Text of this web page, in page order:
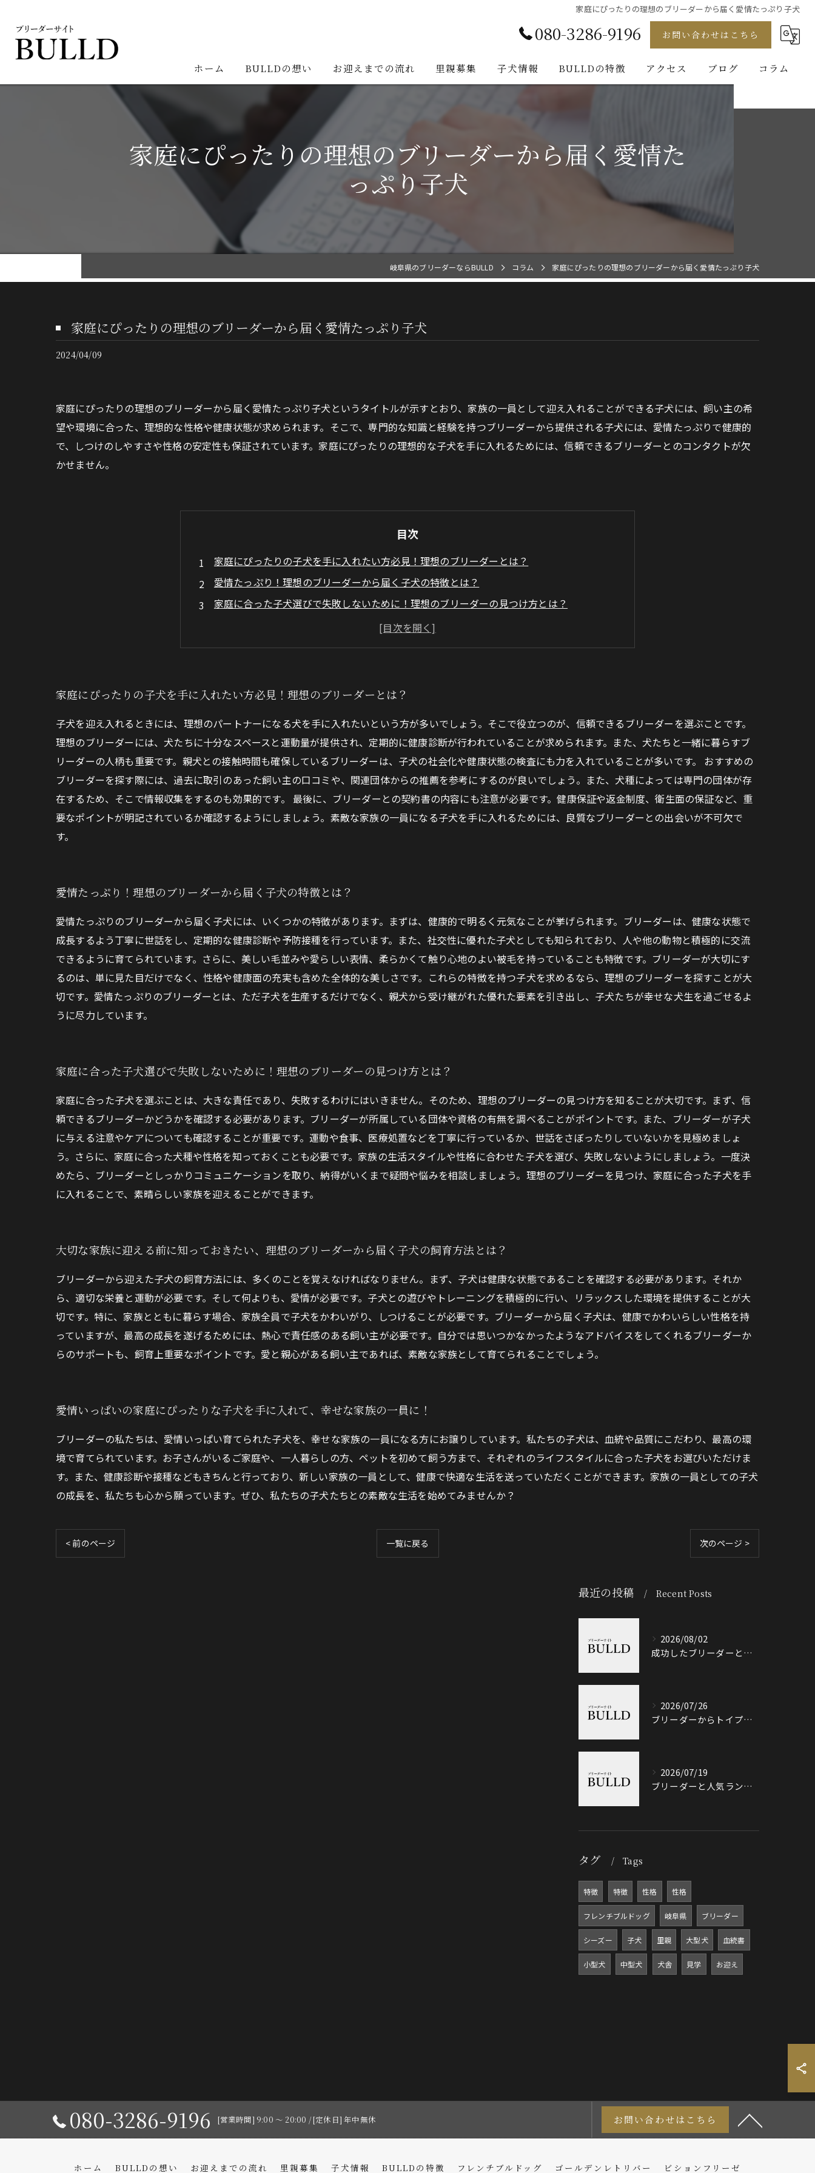
家庭にぴったりの理想のブリーダーから届く愛情たっぷり子犬
080-3286-9196 お問い合わせはこちら
ホーム BULLDの想い お迎えまでの流れ 里親募集 子犬情報 BULLDの特徴
ビションフリーゼ
アクセス ブログ コラム
家庭にぴったりの理想のブリーダーから届く愛情た
っぷり子犬
岐阜県のブリーダーならBULLD コラム 家庭にぴったりの理想のブリーダーから届く愛情たっぷり子犬
家庭にぴったりの理想のブリーダーから届く愛情たっぷり子犬
2024/04/09
家庭にぴったりの理想のブリーダーから届く愛情たっぷり子犬というタイトルが示すとおり、家族の一員として迎え入れることができる子犬には、飼い主の希
望や環境に合った、理想的な性格や健康状態が求められます。そこで、専門的な知識と経験を持つブリーダーから提供される子犬には、愛情たっぷりで健康的
で、しつけのしやすさや性格の安定性も保証されています。家庭にぴったりの理想的な子犬を手に入れるためには、信頼できるブリーダーとのコンタクトが欠
かせません。
目次
家庭にぴったりの子犬を手に入れたい方必見！理想のブリーダーとは？
愛情たっぷり！理想のブリーダーから届く子犬の特徴とは？
家庭に合った子犬選びで失敗しないために！理想のブリーダーの見つけ方とは？
大切な家族に迎える前に知っておきたい、理想のブリーダーから届く子犬の飼育方法とは？
愛情いっぱいの家庭にぴったりな子犬を手に入れて、幸せな家族の一員に！
家庭にぴったりの子犬を手に入れたい方必見！理想のブリーダーとは？
子犬を迎え入れるときには、理想のパートナーになる犬を手に入れたいという方が多いでしょう。そこで役立つのが、信頼できるブリーダーを選ぶことです。
理想のブリーダーには、犬たちに十分なスペースと運動量が提供され、定期的に健康診断が行われていることが求められます。また、犬たちと一緒に暮らすブ
リーダーの人柄も重要です。親犬との接触時間も確保しているブリーダーは、子犬の社会化や健康状態の検査にも力を入れていることが多いです。 おすすめの
ブリーダーを探す際には、過去に取引のあった飼い主の口コミや、関連団体からの推薦を参考にするのが良いでしょう。また、犬種によっては専門の団体が存
在するため、そこで情報収集をするのも効果的です。 最後に、ブリーダーとの契約書の内容にも注意が必要です。健康保証や返金制度、衛生面の保証など、重
要なポイントが明記されているか確認するようにしましょう。素敵な家族の一員になる子犬を手に入れるためには、良質なブリーダーとの出会いが不可欠で
す。
愛情たっぷり！理想のブリーダーから届く子犬の特徴とは？
愛情たっぷりのブリーダーから届く子犬には、いくつかの特徴があります。まずは、健康的で明るく元気なことが挙げられます。ブリーダーは、健康な状態で
成長するよう丁寧に世話をし、定期的な健康診断や予防接種を行っています。また、社交性に優れた子犬としても知られており、人や他の動物と積極的に交流
できるように育てられています。さらに、美しい毛並みや愛らしい表情、柔らかくて触り心地のよい被毛を持っていることも特徴です。ブリーダーが大切にす
るのは、単に見た目だけでなく、性格や健康面の充実も含めた全体的な美しさです。これらの特徴を持つ子犬を求めるなら、理想のブリーダーを探すことが大
切です。愛情たっぷりのブリーダーとは、ただ子犬を生産するだけでなく、親犬から受け継がれた優れた要素を引き出し、子犬たちが幸せな犬生を過ごせるよ
うに尽力しています。
家庭に合った子犬選びで失敗しないために！理想のブリーダーの見つけ方とは？
家庭に合った子犬を選ぶことは、大きな責任であり、失敗するわけにはいきません。そのため、理想のブリーダーの見つけ方を知ることが大切です。まず、信
頼できるブリーダーかどうかを確認する必要があります。ブリーダーが所属している団体や資格の有無を調べることがポイントです。また、ブリーダーが子犬
に与える注意やケアについても確認することが重要です。運動や食事、医療処置などを丁寧に行っているか、世話をさぼったりしていないかを見極めましょ
う。さらに、家庭に合った犬種や性格を知っておくことも必要です。家族の生活スタイルや性格に合わせた子犬を選び、失敗しないようにしましょう。一度決
めたら、ブリーダーとしっかりコミュニケーションを取り、納得がいくまで疑問や悩みを相談しましょう。理想のブリーダーを見つけ、家庭に合った子犬を手
に入れることで、素晴らしい家族を迎えることができます。
大切な家族に迎える前に知っておきたい、理想のブリーダーから届く子犬の飼育方法とは？
ブリーダーから迎えた子犬の飼育方法には、多くのことを覚えなければなりません。まず、子犬は健康な状態であることを確認する必要があります。それか
ら、適切な栄養と運動が必要です。そして何よりも、愛情が必要です。子犬との遊びやトレーニングを積極的に行い、リラックスした環境を提供することが大
切です。特に、家族とともに暮らす場合、家族全員で子犬をかわいがり、しつけることが必要です。ブリーダーから届く子犬は、健康でかわいらしい性格を持
っていますが、最高の成長を遂げるためには、熱心で責任感のある飼い主が必要です。自分では思いつかなかったようなアドバイスをしてくれるブリーダーか
らのサポートも、飼育上重要なポイントです。愛と親心がある飼い主であれば、素敵な家族として育てられることでしょう。
愛情いっぱいの家庭にぴったりな子犬を手に入れて、幸せな家族の一員に！
ブリーダーの私たちは、愛情いっぱい育てられた子犬を、幸せな家族の一員になる方にお譲りしています。私たちの子犬は、血統や品質にこだわり、最高の環
境で育てられています。お子さんがいるご家庭や、一人暮らしの方、ペットを初めて飼う方まで、それぞれのライフスタイルに合った子犬をお選びいただけま
す。また、健康診断や接種などもきちんと行っており、新しい家族の一員として、健康で快適な生活を送っていただくことができます。家族の一員としての子犬
の成長を、私たちも心から願っています。ぜひ、私たちの子犬たちとの素敵な生活を始めてみませんか？
< 前のページ 一覧に戻る 次のページ >
最近の投稿 Recent Posts
2026/08/02
成功したブリーダーと岐阜県加茂郡八百津町で信頼できる出会い方徹底ガイド
2026/07/26
ブリーダーからトイプードルを迎える前に知っておきたい選び方と価格相場のポイント
2026/07/19
ブリーダーと人気ランキングで土岐市の選び方や信頼性を徹底解説
タグ Tags
特徴 特徴 性格 性格
フレンチブルドッグ 岐阜県 ブリーダー
シーズー 子犬 里親 大型犬 血統書
小型犬 中型犬 犬舎 見学 お迎え
080-3286-9196 [営業時間] 9:00 〜 20:00 / [定休日] 年中無休 お問い合わせはこちら
ホーム BULLDの想い お迎えまでの流れ 里親募集 子犬情報 BULLDの特徴 フレンチブルドッグ ゴールデンレトリバー ビションフリーゼ